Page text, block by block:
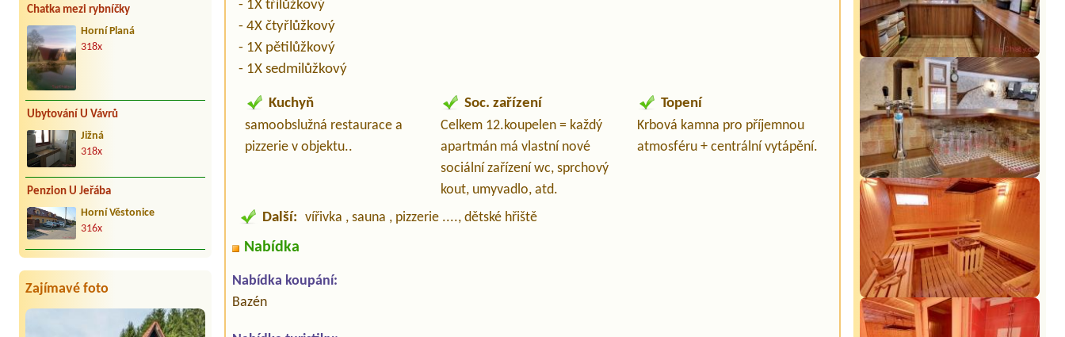
Chatka mezi rybníčky
Horní Planá
318x
Ubytování U Vávrů
Jižná
318x
Penzion U Jeřába
Horní Věstonice
316x
Zajímavé foto
- 1X třílůžkový
- 4X čtyřlůžkový
- 1X pětilůžkový
- 1X sedmilůžkový
Kuchyň
samoobslužná restaurace a
pizzerie v objektu..
Soc. zařízení
Celkem 12.koupelen = každý
apartmán má vlastní nové
sociální zařízení wc, sprchový
kout, umyvadlo, atd.
Topení
Krbová kamna pro příjemnou
atmosféru + centrální vytápění.
Další: vířivka , sauna , pizzerie ...., dětské hřiště
Nabídka
Nabídka koupání:
Bazén